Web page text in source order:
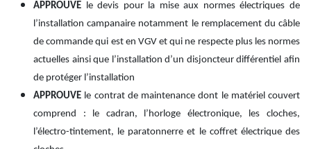
APPROUVE le devis pour la mise aux normes électriques de
l’installation campanaire notamment le remplacement du câble
de commande qui est en VGV et qui ne respecte plus les normes
actuelles ainsi que l’installation d’un disjoncteur différentiel afin
de protéger l’installation
APPROUVE le contrat de maintenance dont le matériel couvert
comprend : le cadran, l’horloge électronique, les cloches,
l’électro-tintement, le paratonnerre et le coffret électrique des